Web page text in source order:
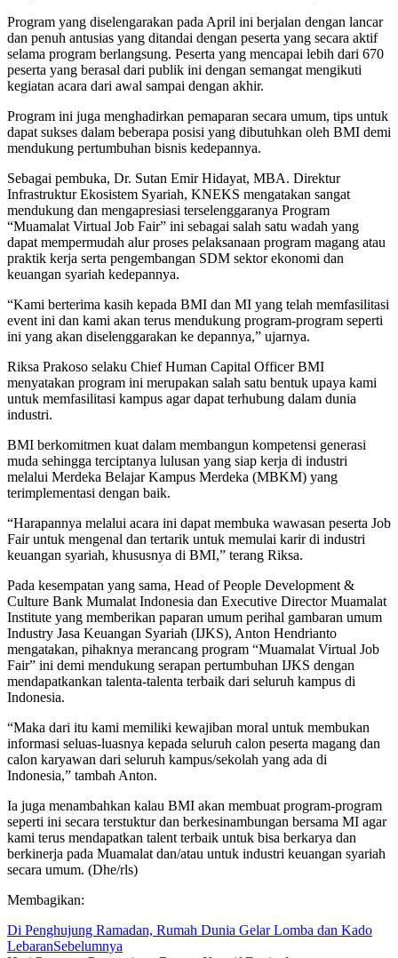
Program yang diselengarakan pada April ini berjalan dengan lancar
dan penuh antusias yang ditandai dengan peserta yang secara aktif
selama program berlangsung. Peserta yang mencapai lebih dari 670
peserta yang berasal dari publik ini dengan semangat mengikuti
kegiatan acara dari awal sampai dengan akhir.
Program ini juga menghadirkan pemaparan secara umum, tips untuk
dapat sukses dalam beberapa posisi yang dibutuhkan oleh BMI demi
mendukung pertumbuhan bisnis kedepannya.
Sebagai pembuka, Dr. Sutan Emir Hidayat, MBA. Direktur
Infrastruktur Ekosistem Syariah, KNEKS mengatakan sangat
mendukung dan mengapresiasi terselenggaranya Program
“Muamalat Virtual Job Fair” ini sebagai salah satu wadah yang
dapat mempermudah alur proses pelaksanaan program magang atau
praktik kerja serta pengembangan SDM sektor ekonomi dan
keuangan syariah kedepannya.
“Kami berterima kasih kepada BMI dan MI yang telah memfasilitasi
event ini dan kami akan terus mendukung program-program seperti
ini yang akan diselenggarakan ke depannya,” ujarnya.
Riksa Prakoso selaku Chief Human Capital Officer BMI
menyatakan program ini merupakan salah satu bentuk upaya kami
untuk memfasilitasi kampus agar dapat terhubung dalam dunia
industri.
BMI berkomitmen kuat dalam membangun kompetensi generasi
muda sehingga terciptanya lulusan yang siap kerja di industri
melalui Merdeka Belajar Kampus Merdeka (MBKM) yang
terimplementasi dengan baik.
“Harapannya melalui acara ini dapat membuka wawasan peserta Job
Fair untuk mengenal dan tertarik untuk memulai karir di industri
keuangan syariah, khususnya di BMI,” terang Riksa.
Pada kesempatan yang sama, Head of People Development &
Culture Bank Mumalat Indonesia dan Executive Director Muamalat
Institute yang memberikan paparan umum perihal gambaran umum
Industry Jasa Keuangan Syariah (IJKS), Anton Hendrianto
mengatakan, pihaknya merancang program “Muamalat Virtual Job
Fair” ini demi mendukung serapan pertumbuhan IJKS dengan
mendapatkankan talenta-talenta terbaik dari seluruh kampus di
Indonesia.
“Maka dari itu kami memiliki kewajiban moral untuk membukan
informasi seluas-luasnya kepada seluruh calon peserta magang dan
calon karyawan dari seluruh kampus/sekolah yang ada di
Indonesia,” tambah Anton.
Ia juga menambahkan kalau BMI akan membuat program-program
seperti ini secara terstuktur dan berkesinambungan bersama MI agar
kami terus mendapatkan talent terbaik untuk bisa berkarya dan
berkinerja pada Muamalat dan/atau untuk industri keuangan syariah
secara umum. (Dhe/rls)
Membagikan:
Di Penghujung Ramadan, Rumah Dunia Gelar Lomba dan Kado
LebaranSebelumnya